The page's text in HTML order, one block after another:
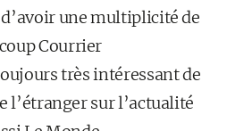
une multiplicité de
Courrier
très intéressant de
l’étranger sur l’actualité